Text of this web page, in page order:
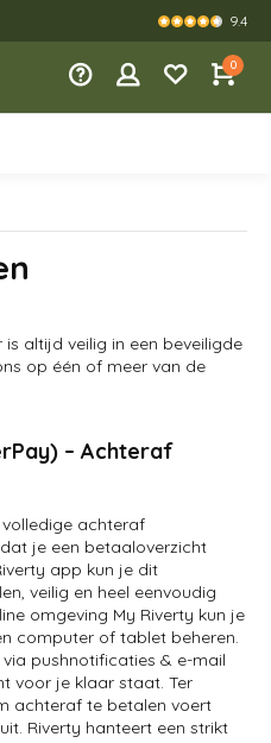
Kies je9.4
0
is altijd veilig in een beveiligde
op één of meer van de
– Achteraf
volledige achteraf
je een betaaloverzicht
app kun je dit
veilig en heel eenvoudig
omgeving My Riverty kun je
computer of tablet beheren.
pushnotificaties & e-mail
voor je klaar staat. Ter
achteraf te betalen voert
Riverty hanteert een strikt